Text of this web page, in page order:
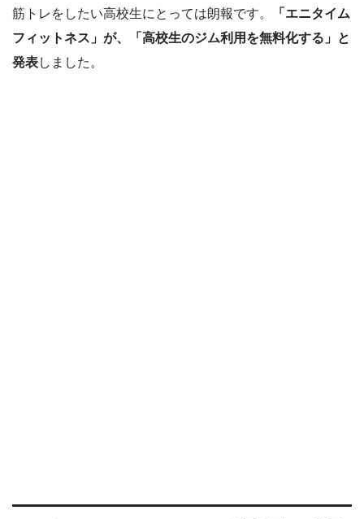
筋トレをしたい高校生にとっては朗報です。
「エニタイム
フィットネス」が、「高校生のジム利用を無料化する」と
発表しました。